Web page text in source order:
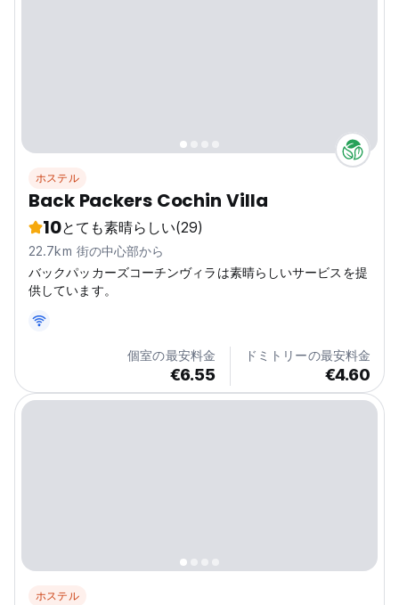
や、自分の場所と呼べる静かな場所が見つかります。そして
一番良い点は？両方の良いところ取りができることです。こ
の場所では、ケララの村の生活のありのままの美しさ、網を
投げる漁師、マングローブの散歩、ココナッツの木、そして
いつも手を振り返してくれる地元の人々に出会えます。カフ
ェ、アート、ナイトライフを楽しみたいときは、フォートコ
チや市内中心部までわずか数分です。ここは、バックパッカ
ーの家であり、旅行者のために旅行者が建てた場所であり、
夕日、スポーツ、物語、そして真のつながりが集まる場所で
す。夕日、スポーツ、物語が好きで、何か本物の一部になり
たいと思っているなら、きっとここが気に入るはずです。
ホステル
Back Packers Cochin Villa
10とても素晴らしい(29)
22.7km 街の中心部から
バックパッカーズコーチンヴィラは素晴らしいサービスを提
供しています。
個室の最安料金
€6.55
ドミトリーの最安料金
€4.60
ホステル